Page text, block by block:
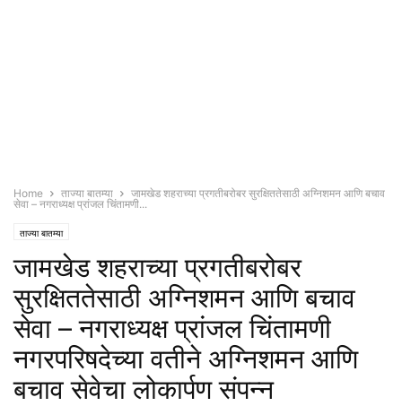
Home ताज्या बातम्या
जामखेड शहराच्या प्रगतीबरोबर सुरक्षिततेसाठी अग्निशमन आणि बचाव
सेवा – नगराध्यक्ष प्रांजल चिंतामणी...
ताज्या बातम्या
जामखेड शहराच्या प्रगतीबरोबर
सुरक्षिततेसाठी अग्निशमन आणि बचाव
सेवा – नगराध्यक्ष प्रांजल चिंतामणी
नगरपरिषदेच्या वतीने अग्निशमन आणि
बचाव सेवेचा लोकार्पण संपन्न